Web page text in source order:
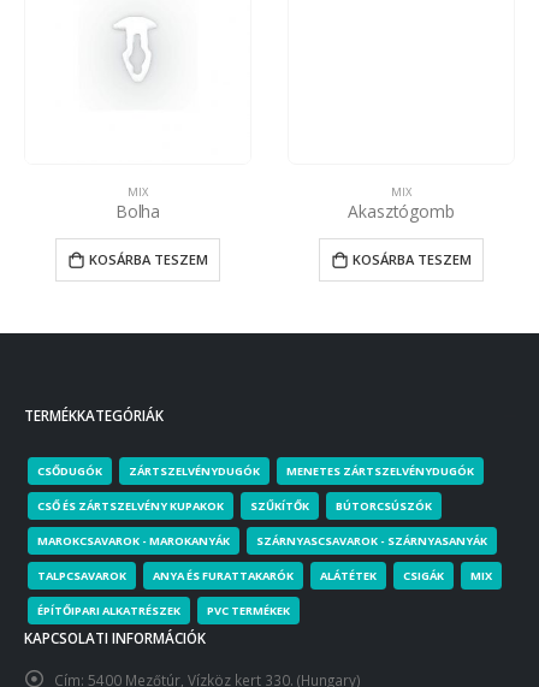
MIX
Bolha
KOSÁRBA TESZEM
MIX
Akasztógomb
KOSÁRBA TESZEM
TERMÉKKATEGÓRIÁK
CSŐDUGÓK ZÁRTSZELVÉNYDUGÓK MENETES ZÁRTSZELVÉNYDUGÓK
CSŐ ÉS ZÁRTSZELVÉNY KUPAKOK SZŰKÍTŐK BÚTORCSÚSZÓK
MAROKCSAVAROK - MAROKANYÁK SZÁRNYASCSAVAROK - SZÁRNYASANYÁK
TALPCSAVAROK ANYA ÉS FURATTAKARÓK ALÁTÉTEK CSIGÁK MIX
ÉPÍTŐIPARI ALKATRÉSZEK PVC TERMÉKEK
KAPCSOLATI INFORMÁCIÓK
Cím: 5400 Mezőtúr, Vízköz kert 330. (Hungary)